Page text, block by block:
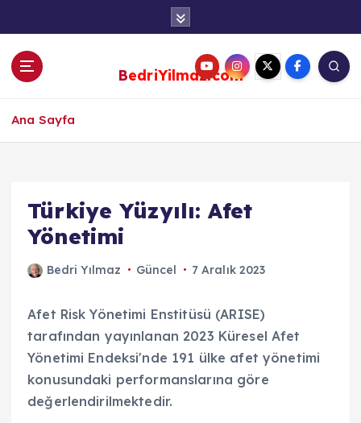
BedriYilmaz.com
Ana Sayfa
Türkiye Yüzyılı: Afet
Yönetimi
Bedri Yılmaz Güncel 7 Aralık 2023
Afet Risk Yönetimi Enstitüsü (ARISE)
tarafından yayınlanan 2023 Küresel Afet
Yönetimi Endeksi'nde 191 ülke afet yönetimi
konusundaki performanslarına göre
değerlendirilmektedir.